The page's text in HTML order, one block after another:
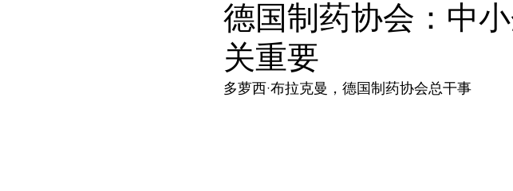
德国制药协会：中
关重要
多萝西·布拉克曼，德国制药协会总干事